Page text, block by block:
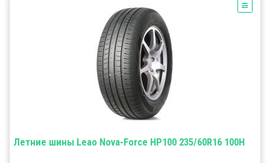
Летние шины Leao Nova-Force HP100 235/60R16 100H